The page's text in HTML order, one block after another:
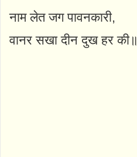
नाम लेत जग पावनकारी,
वानर सखा दीन दुख हर की॥